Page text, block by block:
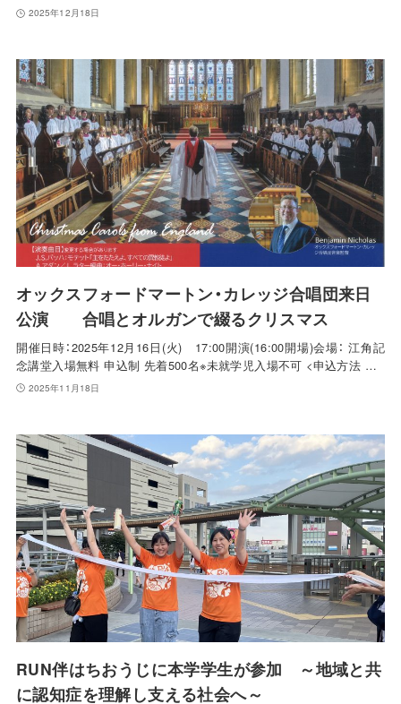
2025年12月18日
オックスフォードマートン・カレッジ合唱団来日
公演 合唱とオルガンで綴るクリスマス
開催日時：2025年12月16日(火) 17:00開演(16:00開場)会場： 江角記
念講堂入場無料 申込制 先着500名※未就学児入場不可 <申込方法 …
2025年11月18日
RUN伴はちおうじに本学学生が参加 ～地域と共
に認知症を理解し支える社会へ～